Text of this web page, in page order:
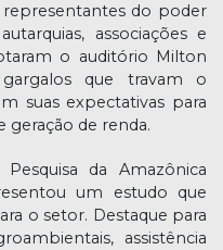
representantes do poder
associações e
o auditório Milton
que travam o
suas expectativas para
de renda.
da Amazônica
um estudo que
o setor. Destaque para
assistência